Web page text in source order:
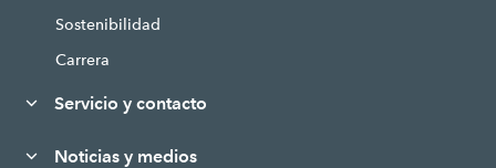
Sostenibilidad
Carrera
Servicio y contacto
Noticias y medios